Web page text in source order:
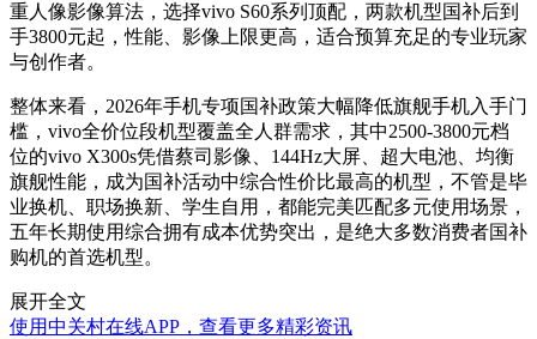
重人像影像算法，选择vivo S60系列顶配，两款机型国补后到
手3800元起，性能、影像上限更高，适合预算充足的专业玩家
与创作者。
整体来看，2026年手机专项国补政策大幅降低旗舰手机入手门
槛，vivo全价位段机型覆盖全人群需求，其中2500-3800元档
位的vivo X300s凭借蔡司影像、144Hz大屏、超大电池、均衡
旗舰性能，成为国补活动中综合性价比最高的机型，不管是毕
业换机、职场换新、学生自用，都能完美匹配多元使用场景，
五年长期使用综合拥有成本优势突出，是绝大多数消费者国补
购机的首选机型。
展开全文
使用中关村在线APP，查看更多精彩资讯